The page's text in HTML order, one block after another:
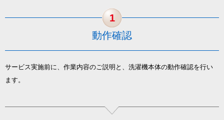
1
動作確認
サービス実施前に、作業内容のご説明と、洗濯機本体の動作確認を行い
ます。